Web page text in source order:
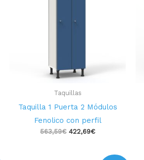
Taquillas
Taquilla 1 Puerta 2 Módulos
Fenolico con perfil
563,59€ 422,69€